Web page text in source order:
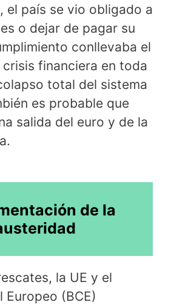
el país se vio obligado a
o dejar de pagar su
conllevaba el
financiera en toda
total del sistema
es probable que
salida del euro y de la
de la
la UE y el
Europeo (BCE)